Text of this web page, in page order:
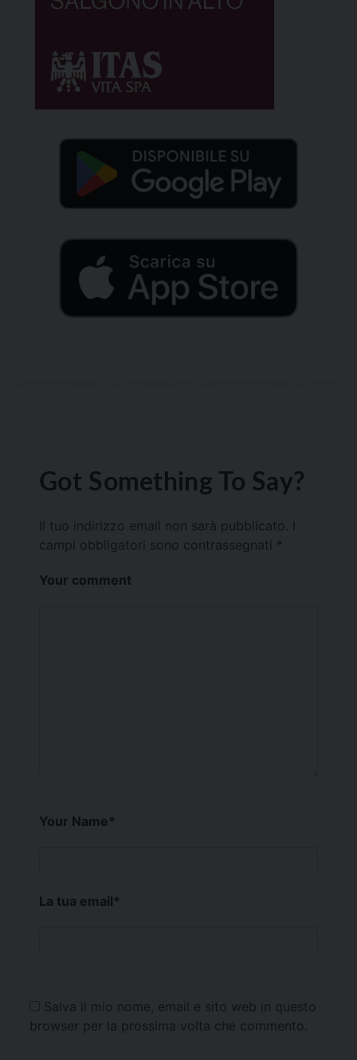
Got Something To Say?
Il tuo indirizzo email non sarà pubblicato.
campi obbligatori sono contrassegnati *
Your comment
Your Name*
La tua email*
Salva il mio nome, email e sito web in questo
browser per la prossima volta che commento.